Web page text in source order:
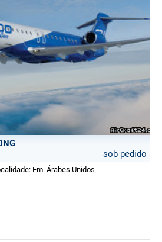
sob pedido
Em. Árabes Unidos